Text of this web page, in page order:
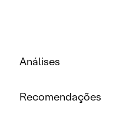
Análises
Recomendações